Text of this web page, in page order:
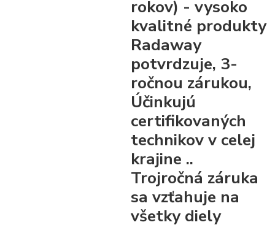
rokov) - vysoko
kvalitné produkty
Radaway
potvrdzuje, 3-
ročnou zárukou,
Účinkujú
certifikovaných
technikov v celej
krajine ..
Trojročná záruka
sa vzťahuje na
všetky diely